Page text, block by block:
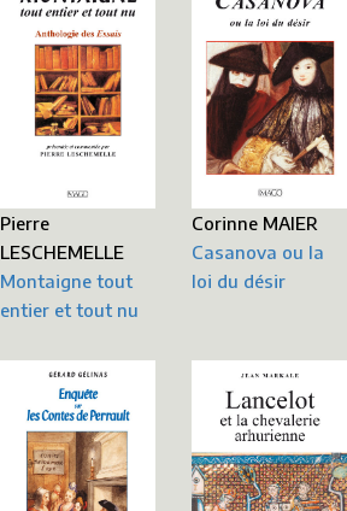
Pierre
LESCHEMELLE
Montaigne tout
entier et tout nu
Corinne MAIER
Casanova ou la
loi du désir